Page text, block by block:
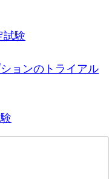
試験
ョンのトライアル